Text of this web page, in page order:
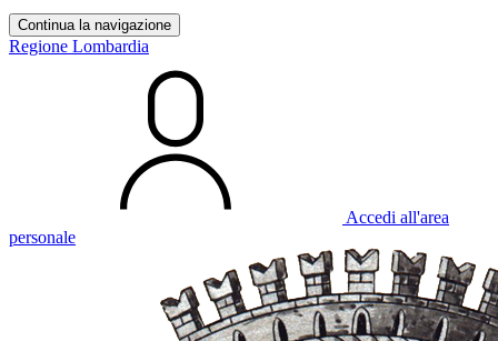
Continua la navigazione
Regione Lombardia
Accedi all'area
personale